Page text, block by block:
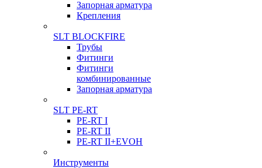
Запорная арматура
Крепления
SLT BLOCKFIRE
Трубы
Фитинги
Фитинги
комбинированные
Запорная арматура
SLT PE-RT
PE-RT I
PE-RT II
PE-RT II+EVOH
Инструменты